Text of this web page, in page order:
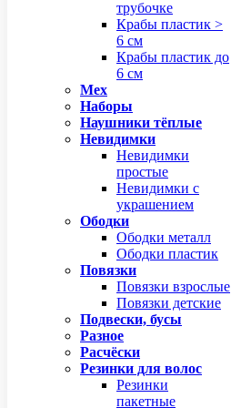
трубочке
Крабы пластик >
6 см
Крабы пластик до
6 см
Мех
Наборы
Наушники тёплые
Невидимки
Невидимки
простые
Невидимки с
украшением
Ободки
Ободки металл
Ободки пластик
Повязки
Повязки взрослые
Повязки детские
Подвески, бусы
Разное
Расчёски
Резинки для волос
Резинки
пакетные